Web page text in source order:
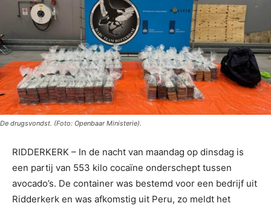
De drugsvondst. (Foto: Openbaar Ministerie).
RIDDERKERK – In de nacht van maandag op dinsdag is
een partij van 553 kilo cocaïne onderschept tussen
avocado’s. De container was bestemd voor een bedrijf uit
Ridderkerk en was afkomstig uit Peru, zo meldt het